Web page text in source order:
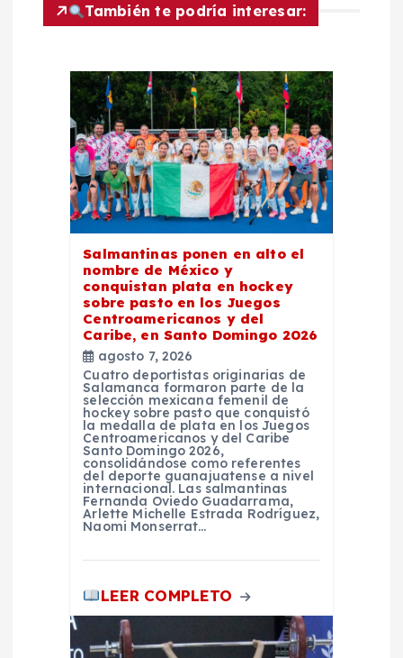
También te podría interesar:
Salmantinas ponen en alto el
nombre de México y
conquistan plata en hockey
sobre pasto en los Juegos
Centroamericanos y del
Caribe, en Santo Domingo 2026
agosto 7, 2026
Cuatro deportistas originarias de
Salamanca formaron parte de la
selección mexicana femenil de
hockey sobre pasto que conquistó
la medalla de plata en los Juegos
Centroamericanos y del Caribe
Santo Domingo 2026,
consolidándose como referentes
del deporte guanajuatense a nivel
internacional. Las salmantinas
Fernanda Oviedo Guadarrama,
Arlette Michelle Estrada Rodríguez,
Naomi Monserrat…
LEER COMPLETO